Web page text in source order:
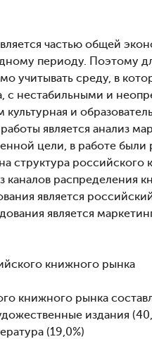
частью общей
периоду. Поэтому
учитывать среду, в
с нестабильными и
и
является анализ
цели, в работе
структура российского
каналов распределения
является
является
книжного рынка
книжного рынка
издания
(19,0%)